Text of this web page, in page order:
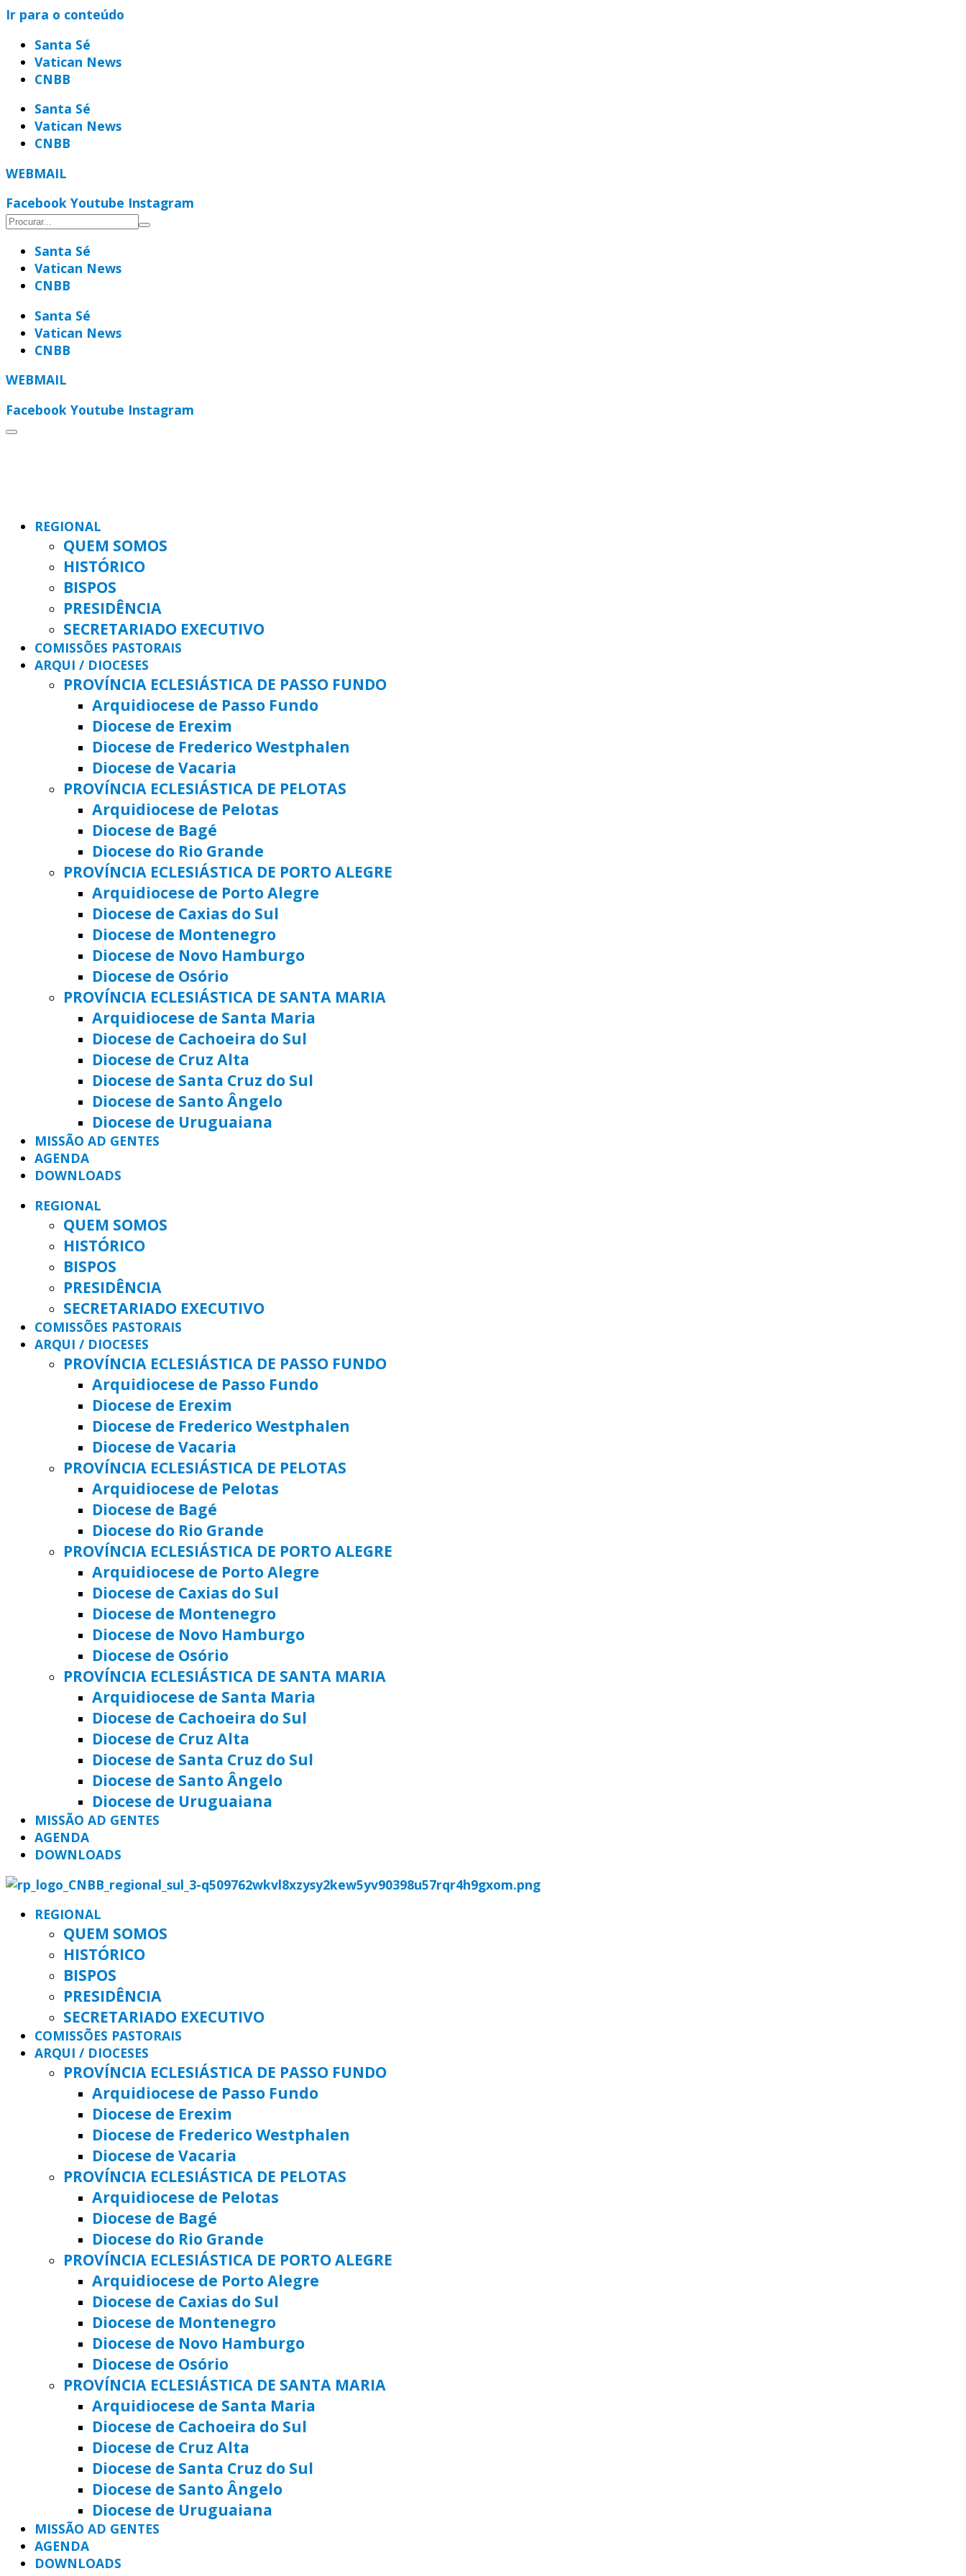
Ir para o conteúdo
Santa Sé
Vatican News
CNBB
Santa Sé
Vatican News
CNBB
WEBMAIL
Facebook Youtube Instagram
Santa Sé
Vatican News
CNBB
Santa Sé
Vatican News
CNBB
WEBMAIL
Facebook Youtube Instagram
REGIONAL
QUEM SOMOS
HISTÓRICO
BISPOS
PRESIDÊNCIA
SECRETARIADO EXECUTIVO
COMISSÕES PASTORAIS
ARQUI / DIOCESES
PROVÍNCIA ECLESIÁSTICA DE PASSO FUNDO
Arquidiocese de Passo Fundo
Diocese de Erexim
Diocese de Frederico Westphalen
Diocese de Vacaria
PROVÍNCIA ECLESIÁSTICA DE PELOTAS
Arquidiocese de Pelotas
Diocese de Bagé
Diocese do Rio Grande
PROVÍNCIA ECLESIÁSTICA DE PORTO ALEGRE
Arquidiocese de Porto Alegre
Diocese de Caxias do Sul
Diocese de Montenegro
Diocese de Novo Hamburgo
Diocese de Osório
PROVÍNCIA ECLESIÁSTICA DE SANTA MARIA
Arquidiocese de Santa Maria
Diocese de Cachoeira do Sul
Diocese de Cruz Alta
Diocese de Santa Cruz do Sul
Diocese de Santo Ângelo
Diocese de Uruguaiana
MISSÃO AD GENTES
AGENDA
DOWNLOADS
REGIONAL
QUEM SOMOS
HISTÓRICO
BISPOS
PRESIDÊNCIA
SECRETARIADO EXECUTIVO
COMISSÕES PASTORAIS
ARQUI / DIOCESES
PROVÍNCIA ECLESIÁSTICA DE PASSO FUNDO
Arquidiocese de Passo Fundo
Diocese de Erexim
Diocese de Frederico Westphalen
Diocese de Vacaria
PROVÍNCIA ECLESIÁSTICA DE PELOTAS
Arquidiocese de Pelotas
Diocese de Bagé
Diocese do Rio Grande
PROVÍNCIA ECLESIÁSTICA DE PORTO ALEGRE
Arquidiocese de Porto Alegre
Diocese de Caxias do Sul
Diocese de Montenegro
Diocese de Novo Hamburgo
Diocese de Osório
PROVÍNCIA ECLESIÁSTICA DE SANTA MARIA
Arquidiocese de Santa Maria
Diocese de Cachoeira do Sul
Diocese de Cruz Alta
Diocese de Santa Cruz do Sul
Diocese de Santo Ângelo
Diocese de Uruguaiana
MISSÃO AD GENTES
AGENDA
DOWNLOADS
REGIONAL
QUEM SOMOS
HISTÓRICO
BISPOS
PRESIDÊNCIA
SECRETARIADO EXECUTIVO
COMISSÕES PASTORAIS
ARQUI / DIOCESES
PROVÍNCIA ECLESIÁSTICA DE PASSO FUNDO
Arquidiocese de Passo Fundo
Diocese de Erexim
Diocese de Frederico Westphalen
Diocese de Vacaria
PROVÍNCIA ECLESIÁSTICA DE PELOTAS
Arquidiocese de Pelotas
Diocese de Bagé
Diocese do Rio Grande
PROVÍNCIA ECLESIÁSTICA DE PORTO ALEGRE
Arquidiocese de Porto Alegre
Diocese de Caxias do Sul
Diocese de Montenegro
Diocese de Novo Hamburgo
Diocese de Osório
PROVÍNCIA ECLESIÁSTICA DE SANTA MARIA
Arquidiocese de Santa Maria
Diocese de Cachoeira do Sul
Diocese de Cruz Alta
Diocese de Santa Cruz do Sul
Diocese de Santo Ângelo
Diocese de Uruguaiana
MISSÃO AD GENTES
AGENDA
DOWNLOADS